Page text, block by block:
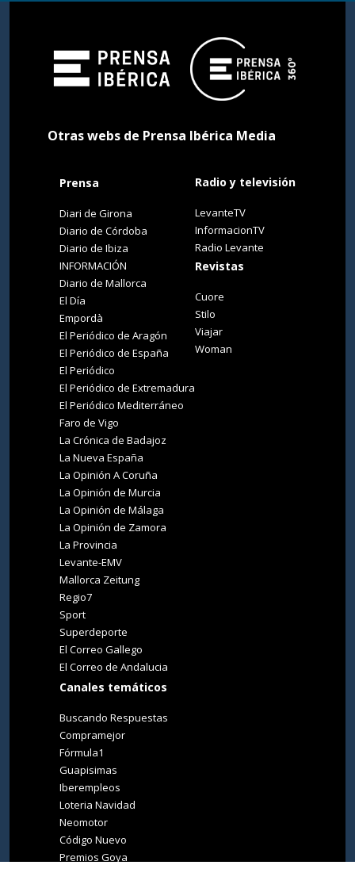
Otras webs de Prensa Ibérica Media
Prensa
Diari de Girona
Diario de Córdoba
Diario de Ibiza
INFORMACIÓN
Diario de Mallorca
El Día
Empordà
El Periódico de Aragón
El Periódico de España
El Periódico
El Periódico de Extremadura
El Periódico Mediterráneo
Faro de Vigo
La Crónica de Badajoz
La Nueva España
La Opinión A Coruña
La Opinión de Murcia
La Opinión de Málaga
La Opinión de Zamora
La Provincia
Levante-EMV
Mallorca Zeitung
Regio7
Sport
Superdeporte
El Correo Gallego
El Correo de Andalucia
Canales temáticos
Buscando Respuestas
Compramejor
Fórmula1
Guapisimas
Iberempleos
Loteria Navidad
Neomotor
Código Nuevo
Premios Goya
Radio y televisión
LevanteTV
InformacionTV
Radio Levante
Revistas
Cuore
Stilo
Viajar
Woman